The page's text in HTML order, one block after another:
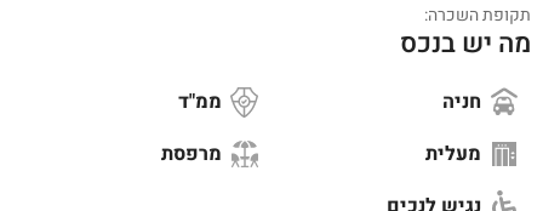
תקופת השכרה:
מה יש בנכס
חניה
ממ"ד
מעלית
מרפסת